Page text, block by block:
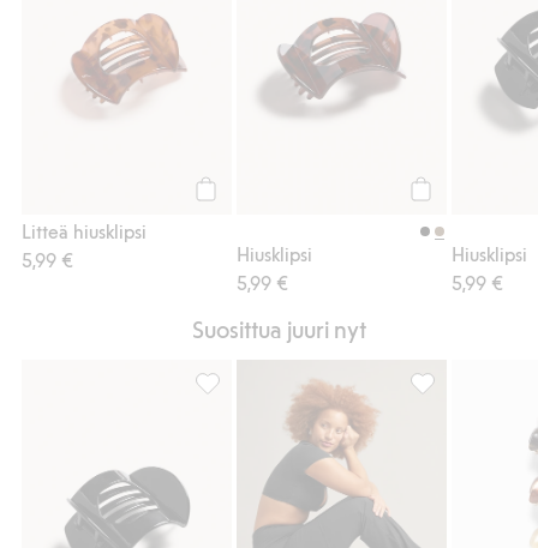
Litteä hiusklipsi
5,99 €
Hiusklipsi
5,99 €
Hiusklipsi
5,99 €
Suosittua juuri nyt
Hiusklipsi, Lisää suosikkeihin